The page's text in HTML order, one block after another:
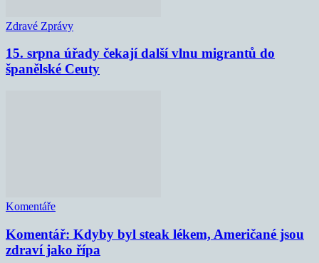
Zdravé Zprávy
15. srpna úřady čekají další vlnu migrantů do
španělské Ceuty
Komentáře
Komentář: Kdyby byl steak lékem, Američané jsou
zdraví jako řípa